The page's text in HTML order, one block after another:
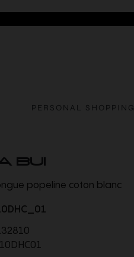
PERSONAL SHOPPING
BUI
popeline coton blanc